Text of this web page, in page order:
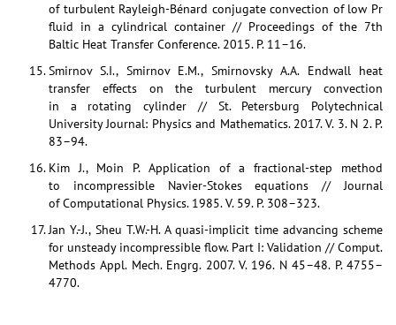
of turbulent Rayleigh-Bénard conjugate convection of low Pr
fluid in a cylindrical container // Proceedings of the 7th
Baltic Heat Transfer Conference. 2015. P. 11–16.
Smirnov S.I., Smirnov E.M., Smirnovsky A.A. Endwall heat
transfer effects on the turbulent mercury convection
in a rotating cylinder // St. Petersburg Polytechnical
University Journal: Physics and Mathematics. 2017. V. 3. N 2. P.
83–94.
Kim J., Moin P. Application of a fractional-step method
to incompressible Navier-Stokes equations // Journal
of Computational Physics. 1985. V. 59. P. 308–323.
Jan Y.-J., Sheu T.W.-H. A quasi-implicit time advancing scheme
for unsteady incompressible ﬂow. Part I: Validation // Comput.
Methods Appl. Mech. Engrg. 2007. V. 196. N 45–48. P. 4755–
4770.